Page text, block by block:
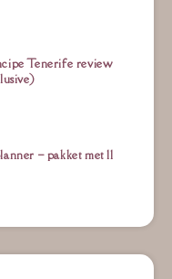
Tenerife review
– pakket met 11